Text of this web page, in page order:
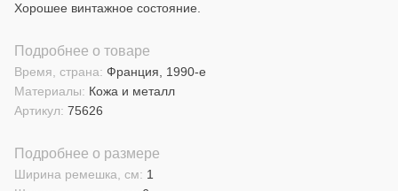
Хорошее винтажное состояние.
Подробнее о товаре
Материалы: Кожа и металл
Время, страна: Франция, 1990-е
Артикул: 75626
Подробнее о размере
Ширина ремешка, см: 1